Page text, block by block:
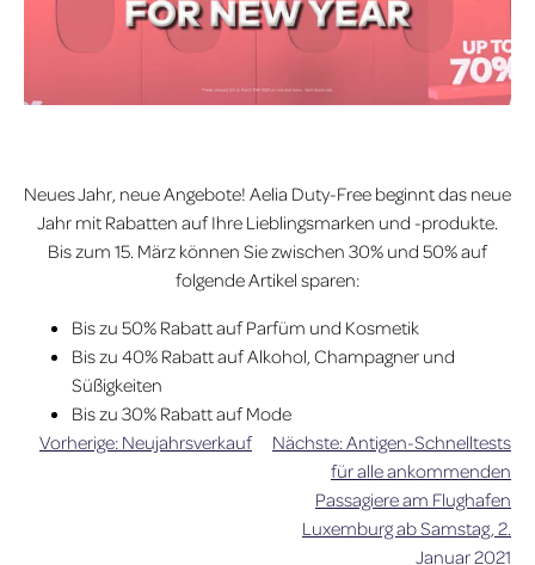
Neues Jahr, neue Angebote! Aelia Duty-Free beginnt das neue
Jahr mit Rabatten auf Ihre Lieblingsmarken und -produkte.
Bis zum 15. März können Sie zwischen 30% und 50% auf
folgende Artikel sparen:
Bis zu 50% Rabatt auf Parfüm und Kosmetik
Bis zu 40% Rabatt auf Alkohol, Champagner und
Süßigkeiten
Bis zu 30% Rabatt auf Mode
Beitragsnavigation
Vorherige: Neujahrsverkauf Nächste:Antigen-Schnelltests
für alle ankommenden
Passagiere am Flughafen
Luxemburg ab Samstag, 2.
Januar 2021